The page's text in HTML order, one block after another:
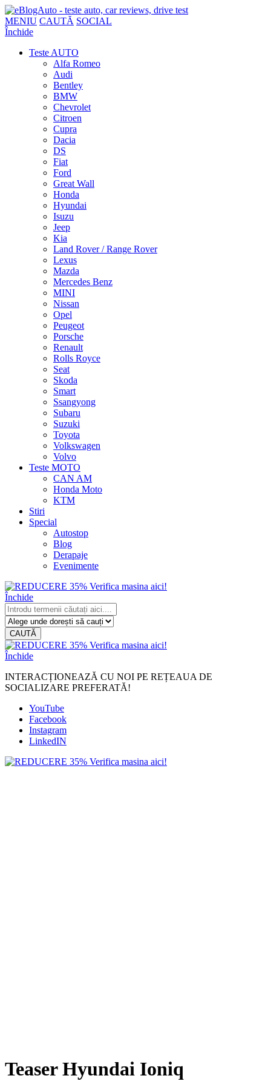
MENIU CAUTĂ SOCIAL
Închide
Teste AUTO
Alfa Romeo
Audi
Bentley
BMW
Chevrolet
Citroen
Cupra
Dacia
DS
Fiat
Ford
Great Wall
Honda
Hyundai
Isuzu
Jeep
Kia
Land Rover / Range Rover
Lexus
Mazda
Mercedes Benz
MINI
Nissan
Opel
Peugeot
Porsche
Renault
Rolls Royce
Seat
Skoda
Smart
Ssangyong
Subaru
Suzuki
Toyota
Volkswagen
Volvo
Teste MOTO
CAN AM
Honda Moto
KTM
Stiri
Special
Autostop
Blog
Derapaje
Evenimente
Închide
CAUTĂ
Închide
INTERACȚIONEAZĂ CU NOI PE REȚEAUA DE
SOCIALIZARE PREFERATĂ!
YouTube
Facebook
Instagram
LinkedIN
Teaser Hyundai Ioniq